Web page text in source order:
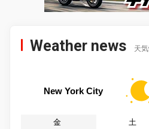
Weather news 天
New York City
金 土